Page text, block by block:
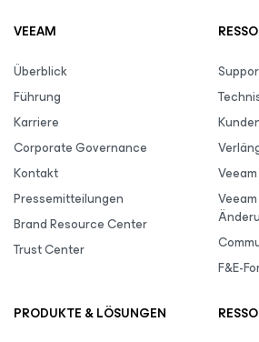
VEEAM
Überblick
Führung
Karriere
Corporate Governance
Kontakt
Pressemitteilungen
Brand Resource Center
Trust Center
F&E-
PRODUKTE & LÖSUNGEN